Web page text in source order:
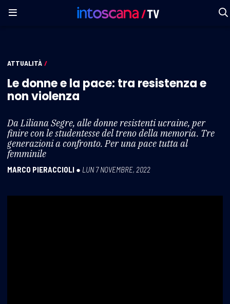
ATTUALITÀ /
Le donne e la pace: tra resistenza e
non violenza
Da Liliana Segre, alle donne resistenti ucraine, per
finire con le studentesse del treno della memoria. Tre
generazioni a confronto. Per una pace tutta al
femminile
MARCO PIERACCIOLI ● LUN 7 NOVEMBRE, 2022